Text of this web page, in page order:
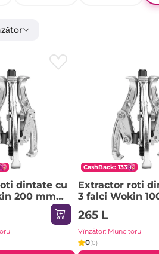
dintate cu
200 mm
CashBack: 133
Extractor roti
3 falci Wokin
V (Industrial)
265 L
Vînzător: Muncitorul
0(0)